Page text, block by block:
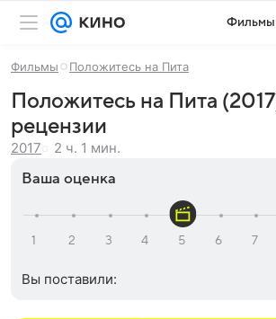
Фильмы
Фильмы Положитесь на Пита
Положитесь на Пита
рецензии
2017 2 ч. 1 мин.
Ваша оценка
Вы поставили: